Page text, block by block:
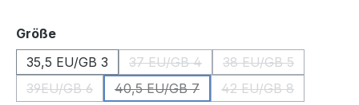
Größeauswählen
35,5 EU/GB 3
37 EU/GB 4
(Diese Option ist zurzeit nicht
38 EU/GB 5
(Diese Option ist
39EU/GB 6
(Diese Option ist zurzeit nicht verfügbar.)
40,5 EU/GB 7
(Diese Option ist zurzeit nicht
42 EU/GB 8
(Diese Option ist